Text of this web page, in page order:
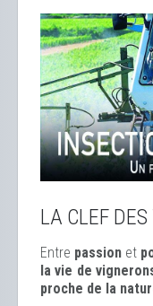
LA CLEF
Entre passion et
la vie de
proche de la